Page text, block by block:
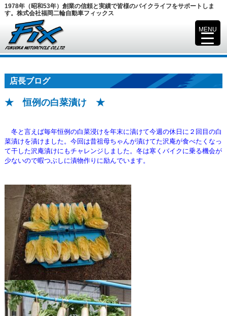
1978年（昭和53年）創業の信頼と実績で皆様のバイクライフをサポートしま
す。株式会社福岡二輪自動車フィックス
店長ブログ
★ 恒例の白菜漬け ★
冬と言えば毎年恒例の白菜浸けを年末に漬けて今週の休日に２回目の白
菜漬けを漬けました。 今回は昔祖母ちゃんが漬けてた沢庵が食べたくなっ
て干した沢庵漬けにもチャレンジしました。冬は寒く バイクに乗る機会が
少ないので暇つぶしに漬物作りに励んでいます。
MENU
▼